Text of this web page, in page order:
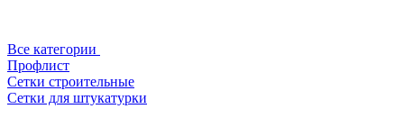
Все категории
Профлист
Сетки строительные
Сетки для штукатурки